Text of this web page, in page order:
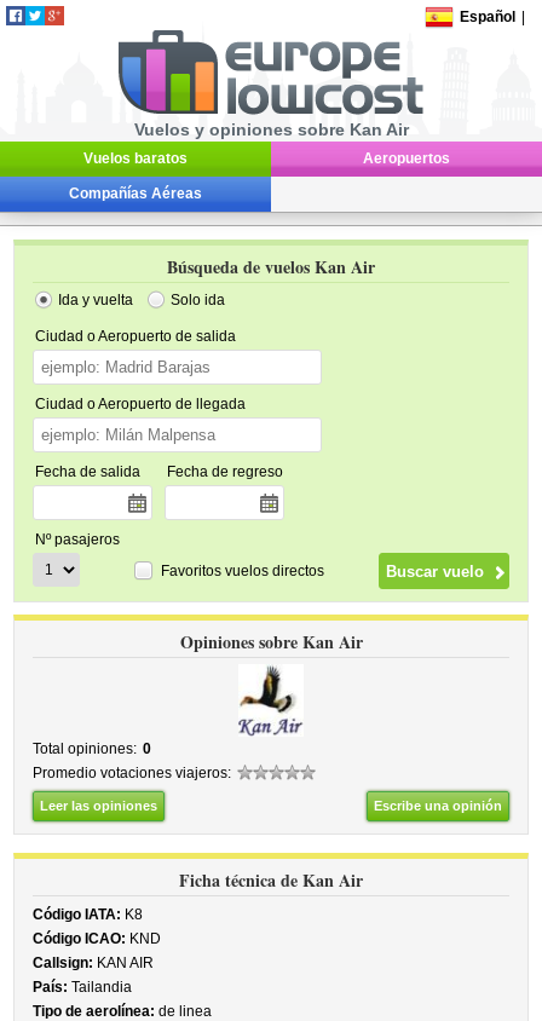
Español
Vuelos y opiniones sobre Kan Air
Vuelos baratos Aeropuertos
Compañías Aéreas
Búsqueda de vuelos Kan Air
Ida y vuelta Solo ida
Ciudad o Aeropuerto de salida
Ciudad o Aeropuerto de llegada
Fecha de salida Fecha de regreso
Nº pasajeros
Favoritos vuelos directos
Opiniones sobre Kan Air
Total opiniones: 0
Promedio votaciones viajeros:
Leer las opiniones Escribe una opinión
Ficha técnica de Kan Air
Código IATA: K8
Código ICAO: KND
Callsign: KAN AIR
País: Tailandia
Tipo de aerolínea: de linea